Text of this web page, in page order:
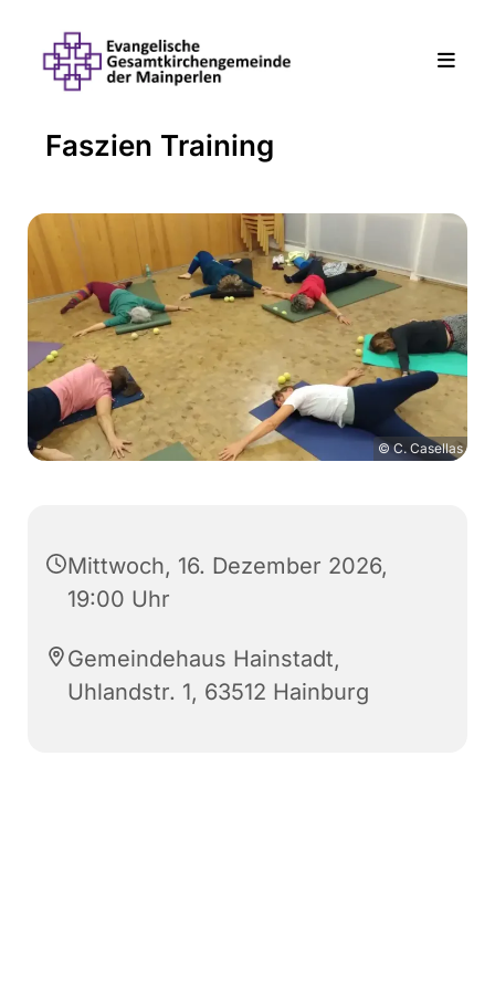
Faszien Training
© C. Casellas
Mittwoch, 16. Dezember 2026,
19:00 Uhr
Gemeindehaus Hainstadt,
Uhlandstr. 1, 63512 Hainburg